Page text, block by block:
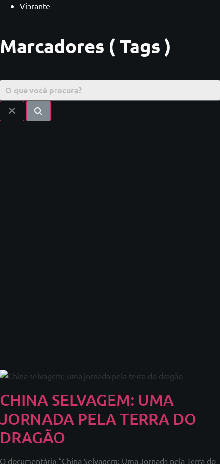
Vibrante
Marcadores ( Tags )
CHINA SELVAGEM: UMA
JORNADA PELA TERRA DO
DRAGÃO
O documentário “China Selvagem: Uma Jornada pela Terra do